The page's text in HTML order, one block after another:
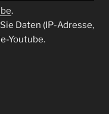
.
Daten (IP-Adresse,
Youtube.